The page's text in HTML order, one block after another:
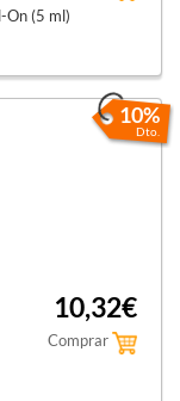
On (5 ml)
10%
Dto.
10,32€
Comprar